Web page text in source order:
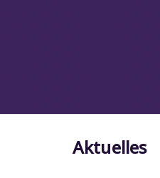
Aktuelles